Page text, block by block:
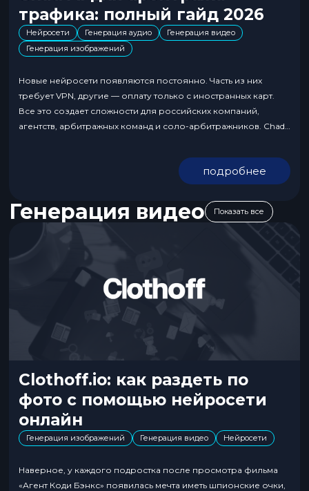
трафика: полный гайд 2026
Нейросети Генерация аудио
Генерация видео
Генерация изображений
Новые нейросети появляются постоянно. Часть из них
требует VPN, другие — оплату только с иностранных карт.
Все это создает сложности для российских компаний,
агентств, арбитражных команд и соло-арбитражников. Chad
русском, возможность оплаты российскими картами или по
безналу, сразу несколько нейросетей «в одном окне»,
подробнее
Генерация видео Показать все
Clothoff.io: как раздеть по
фото с помощью нейросети
онлайн
Генерация изображений Генерация видео Нейросети
Наверное, у каждого подростка после просмотра фильма
«Агент Коди Бэнкс» появилась мечта иметь шпионские очки,